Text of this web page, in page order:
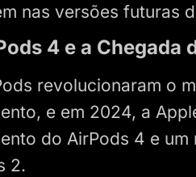
nas versões futuras
4 e a Chegada
revolucionaram o
e em 2024, a
do AirPods 4 e
2.